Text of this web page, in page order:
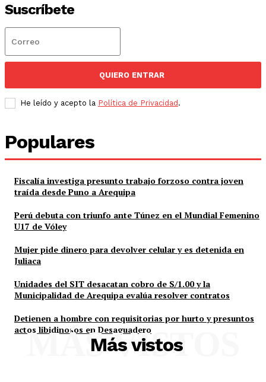
Suscríbete
QUIERO ENTRAR
He leído y acepto la Política de Privacidad.
Populares
Fiscalía investiga presunto trabajo forzoso contra joven
traída desde Puno a Arequipa
Perú debuta con triunfo ante Túnez en el Mundial Femenino
U17 de Vóley
Mujer pide dinero para devolver celular y es detenida en
Juliaca
Unidades del SIT desacatan cobro de S/1.00 y la
Municipalidad de Arequipa evalúa resolver contratos
Detienen a hombre con requisitorias por hurto y presuntos
actos libidinosos en Desaguadero
Más vistos
MÁS VISTOS